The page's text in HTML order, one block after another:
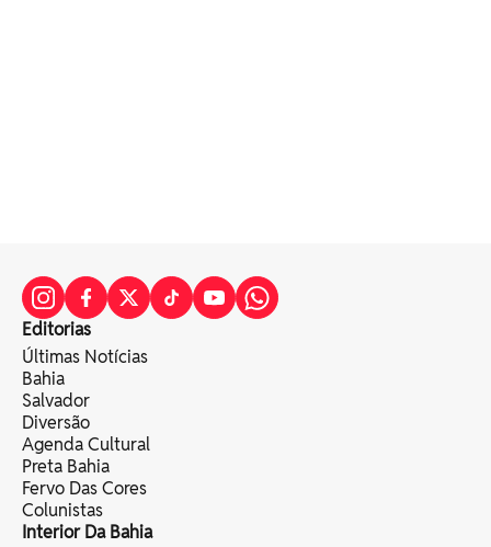
Editorias
Últimas Notícias
Bahia
Salvador
Diversão
Agenda Cultural
Preta Bahia
Fervo Das Cores
Colunistas
Interior Da Bahia